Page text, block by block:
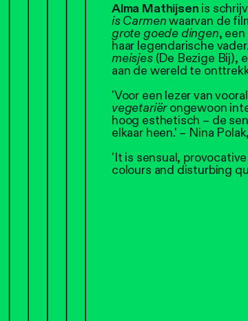
Alma Mathijsen is
is Carmenwaarvan de
grote goede dingen,
haar legendarische
meisjes(De Bezige Bij),
aan de wereld te
'Voor een lezer van
vegetariërongewoon
hoog esthetisch – de
elkaar heen.' – Nina Polak,
'It is sensual,
colours and disturbing